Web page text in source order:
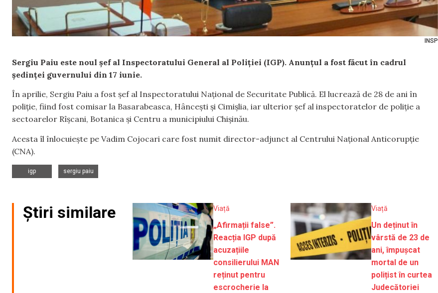
INSP
Sergiu Paiu este noul șef al Inspectoratului General al Poliției (IGP). Anunțul a fost făcut în cadrul
ședinței guvernului din 17 iunie.
În aprilie, Sergiu Paiu a fost șef al Inspectoratului Naţional de Securitate Publică. El lucrează de 28 de ani în
poliție, fiind fost comisar la Basarabeasca, Hâncești și Cimișlia, iar ulterior șef al inspectoratelor de poliție a
sectoarelor Rîșcani, Botanica și Centru a municipiului Chișinău.
Acesta îl înlocuiește pe Vadim Cojocari care fost numit director-adjunct al Centrului Național Anticorupție
(CNA).
igp
sergiu paiu
Știri similare Viață
„Afirmații false”.
Reacția IGP după
acuzațiile
consilierului MAN
reținut pentru
escrocherie la
Viață
Un deținut în
vârstă de 23 de
ani, împușcat
mortal de un
polițist în curtea
Judecătoriei